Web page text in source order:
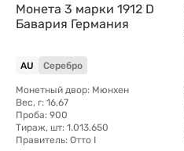
Монета 3 марки 1912 D
Бавария Германия
AU Серебро
Монетный двор: Мюнхен
Вес, г: 16,67
Проба: 900
Тираж, шт: 1.013.650
Правитель: Отто I